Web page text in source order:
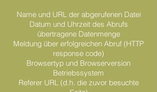
Name und URL der abgerufenen Datei
Datum und Uhrzeit des Abrufs
übertragene Datenmenge
Meldung über erfolgreichen Abruf (HTTP
response code)
Browsertyp und Browserversion
Betriebssystem
Referer URL (d.h. die zuvor besuchte